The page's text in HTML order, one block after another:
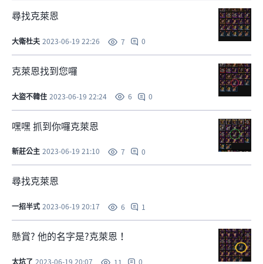
尋找克萊恩
大衛杜夫 2023-06-19 22:26 7 0
克萊恩找到您囉
大盜不韓住 2023-06-19 22:24 6 0
嘿嘿 抓到你囉克萊恩
新莊公主 2023-06-19 21:10 7 0
尋找克萊恩
一招半式 2023-06-19 20:17 6 1
懸賞? 他的名字是?克萊恩！
太坑了 2023-06-19 20:07